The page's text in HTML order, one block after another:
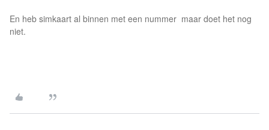
En heb simkaart al binnen met een nummer maar doet het nog
niet.